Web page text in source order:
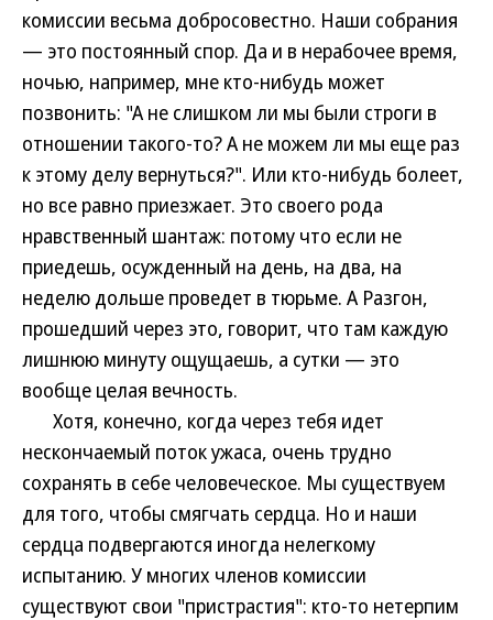
комиссии весьма добросовестно. Наши собрания
— это постоянный спор. Да и в нерабочее время,
ночью, например, мне кто-нибудь может
позвонить: "А не слишком ли мы были строги в
отношении такого-то? А не можем ли мы еще раз
к этому делу вернуться?". Или кто-нибудь болеет,
но все равно приезжает. Это своего рода
нравственный шантаж: потому что если не
приедешь, осужденный на день, на два, на
неделю дольше проведет в тюрьме. А Разгон,
прошедший через это, говорит, что там каждую
лишнюю минуту ощущаешь, а сутки — это
вообще целая вечность.
Хотя, конечно, когда через тебя идет
нескончаемый поток ужаса, очень трудно
сохранять в себе человеческое. Мы существуем
для того, чтобы смягчать сердца. Но и наши
сердца подвергаются иногда нелегкому
испытанию. У многих членов комиссии
существуют свои "пристрастия": кто-то нетерпим